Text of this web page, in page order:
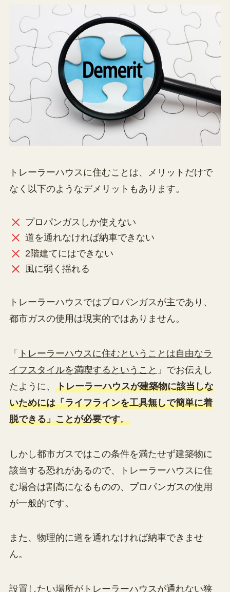
トレーラーハウスに住むことは、メリットだけで
なく以下のようなデメリットもあります。
プロパンガスしか使えない
道を通れなければ納車できない
2階建てにはできない
風に弱く揺れる
トレーラーハウスではプロパンガスが主であり、
都市ガスの使用は現実的ではありません。
「 トレーラーハウスに住むということは自由なラ
イフスタイルを満喫するということ 」でお伝えし
たように、 トレーラーハウスが建築物に該当しな
いためには「ライフラインを工具無しで簡単に着
脱できる」ことが必要です。
しかし都市ガスではこの条件を満たせず建築物に
該当する恐れがあるので、トレーラーハウスに住
む場合は割高になるものの、プロパンガスの使用
が一般的です。
また、物理的に道を通れなければ納車できませ
ん。
設置したい場所がトレーラーハウスが通れない狭